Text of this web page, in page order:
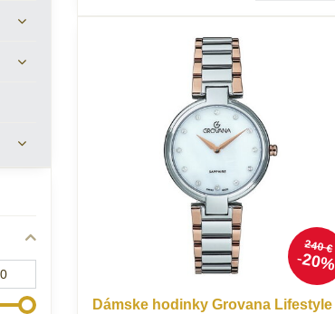
240 €
20%
Dámske hodinky Grovana Lifestyle